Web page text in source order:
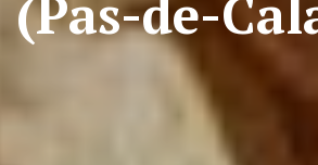
(Pas-de-